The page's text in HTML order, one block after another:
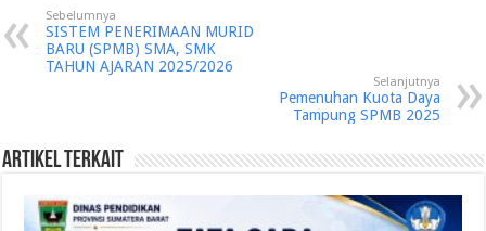
Sebelumnya
SISTEM PENERIMAAN MURID
BARU (SPMB) SMA, SMK
TAHUN AJARAN 2025/2026
Selanjutnya
Pemenuhan Kuota Daya
Tampung SPMB 2025
Artikel Terkait